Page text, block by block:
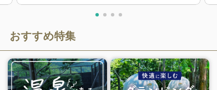
おすすめ特集